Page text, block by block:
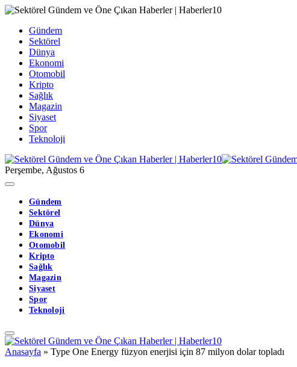
Gündem
Sektörel
Dünya
Ekonomi
Otomobil
Kripto
Sağlık
Magazin
Siyaset
Spor
Teknoloji
Perşembe, Ağustos 6
Gündem
Sektörel
Dünya
Ekonomi
Otomobil
Kripto
Sağlık
Magazin
Siyaset
Spor
Teknoloji
Anasayfa » Type One Energy füzyon enerjisi için 87 milyon dolar topladı